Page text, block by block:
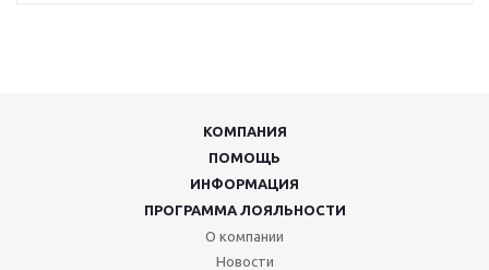
КОМПАНИЯ
ПОМОЩЬ
ИНФОРМАЦИЯ
ПРОГРАММА ЛОЯЛЬНОСТИ
О компании
Новости